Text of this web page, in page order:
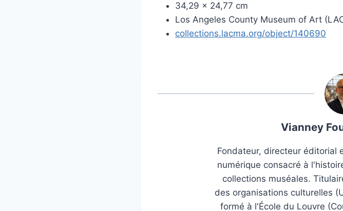
34,29 × 24,77 cm
Los Angeles County Museum of Art
collections.lacma.org/object/140690
Vianney
Fondateur, directeur éditorial
numérique consacré à
collections muséales.
des organisations culturelles
formé à l'École du Louvre